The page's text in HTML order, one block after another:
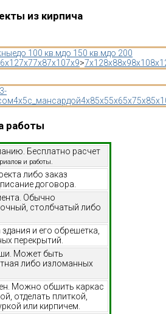
из кирпича
до 100 кв.мдо 150 кв.мдо 200
6x127x77x87x107x9>7x128x88x98x10
3-
4x5с_мансардой4x85x55x65x75x8
работы
Бесплатно расчет
и работы.
либо заказ
договора.
Обычно
столбчатый либо
и его обрешетка,
перекрытий.
Может быть
либо изломанных
Можно обшить каркас
отделать плиткой,
или кирпичем.